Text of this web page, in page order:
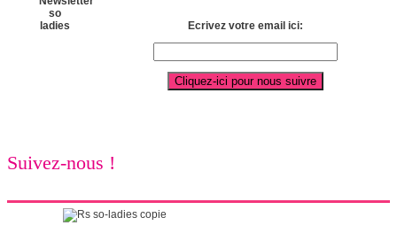
Ecrivez votre email ici:
Suivez-nous !